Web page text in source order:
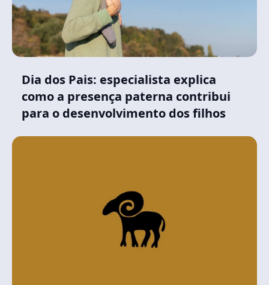
Dia dos Pais: especialista explica
como a presença paterna contribui
para o desenvolvimento dos filhos